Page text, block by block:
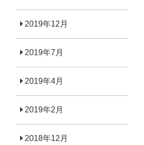
2019年12月
2019年7月
2019年4月
2019年2月
2018年12月